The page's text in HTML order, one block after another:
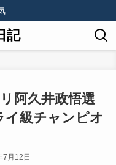
記
阿久井政悟選
イ級チャンピオ
7月12日